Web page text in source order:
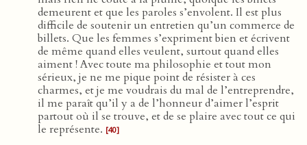
demeurent et que les paroles s’envolent. Il est plus
difficile de soutenir un entretien qu’un commerce de
billets. Que les femmes s’expriment bien et écrivent
de même quand elles veulent, surtout quand elles
aiment ! Avec toute ma philosophie et tout mon
sérieux, je ne me pique point de résister à ces
charmes, et je me voudrais du mal de l’entreprendre,
il me paraît qu’il y a de l’honneur d’aimer l’esprit
partout où il se trouve, et de se plaire avec tout ce qui
le représente. [40]